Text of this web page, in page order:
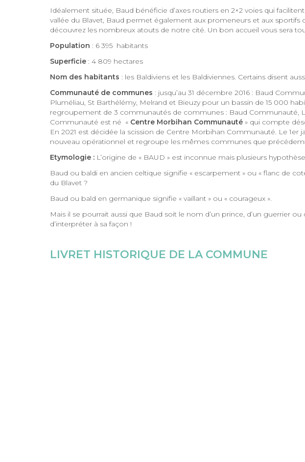
Idéalement située, Baud bénéficie d’axes routiers en 2×2 voies qui
vallée du Blavet, Baud permet également aux promeneurs et aux sportifs
découvrez les nombreux atouts de notre cité. Un bon accueil vous sera
Population : 6 395 habitants
Superficie : 4 809 hectares
Nom des habitants : les Baldiviens et les Baldiviennes. Certains disent
Communauté de communes : jusqu’au 31 décembre 2016 : Baud
Pluméliau, St Barthélémy, Melrand et Bieuzy pour un bassin de 15 000
regroupement de 3 communautés de communes : Baud Communauté,
Communauté est né « Centre Morbihan Communauté » qui compte
En 2021 est décidée la scission de Centre Morbihan Communauté. Le 1er
nouveau opérationnel et regroupe les mêmes communes que
Etymologie : L’origine de « BAUD » est inconnue mais plusieurs
Baud ou baldi en ancien celtique signifie « escarpement » ou « flanc de
du Blavet ?
Baud ou bald en germanique signifie « vaillant » ou « courageux ».
Mais il se pourrait aussi que Baud soit le nom d’un prince, d’un guerrier
d’interpréter à sa façon !
LIVRET HISTORIQUE DE LA COMMUNE